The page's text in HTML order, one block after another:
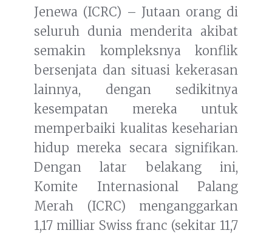
Jenewa (ICRC) – Jutaan orang di
seluruh dunia menderita akibat
semakin kompleksnya konflik
bersenjata dan situasi kekerasan
lainnya, dengan sedikitnya
kesempatan mereka untuk
memperbaiki kualitas keseharian
hidup mereka secara signifikan.
Dengan latar belakang ini,
Komite Internasional Palang
Merah (ICRC) menganggarkan
1,17 milliar Swiss franc (sekitar 11,7